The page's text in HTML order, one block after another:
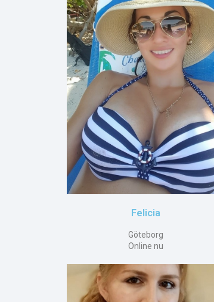
Felicia
Göteborg
Online nu